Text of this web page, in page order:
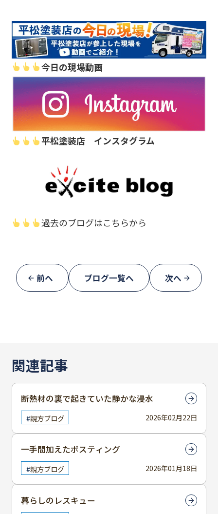
今日の現場動画
平松塗装店 インスタグラム
過去のブログはこちらから
前へ ブログ一覧へ 次へ
関連記事
2026年02月22日
断熱材の裏で起きていた静かな浸水
親方ブログ
2026年01月18日
一手間加えたポスティング
親方ブログ
暮らしのレスキュー